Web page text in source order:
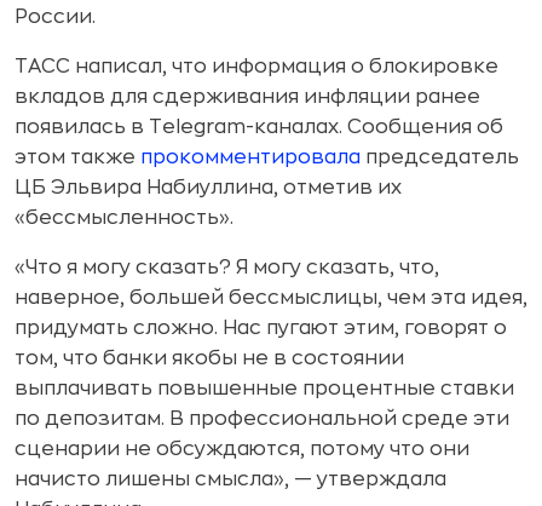
России.
ТАСС написал, что информация о блокировке
вкладов для сдерживания инфляции ранее
появилась в Telegram-каналах. Сообщения об
этом также прокомментировала председатель
ЦБ Эльвира Набиуллина, отметив их
«бессмысленность».
«Что я могу сказать? Я могу сказать, что,
наверное, большей бессмыслицы, чем эта идея,
придумать сложно. Нас пугают этим, говорят о
том, что банки якобы не в состоянии
выплачивать повышенные процентные ставки
по депозитам. В профессиональной среде эти
сценарии не обсуждаются, потому что они
начисто лишены смысла», — утверждала